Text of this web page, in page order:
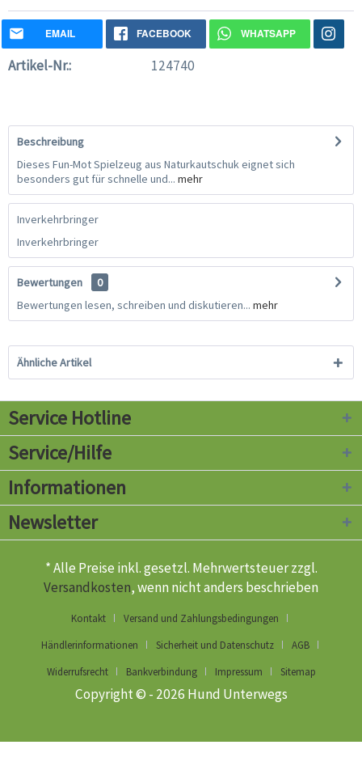
EMAIL FACEBOOK WHATSAPP
Artikel-Nr.: 124740
Beschreibung
Dieses Fun-Mot Spielzeug aus Naturkautschuk eignet sich
besonders gut für schnelle und... mehr
Inverkehrbringer
Inverkehrbringer
Bewertungen
0
Bewertungen lesen, schreiben und diskutieren... mehr
Ähnliche Artikel
Service Hotline
Service/Hilfe
Informationen
Newsletter
* Alle Preise inkl. gesetzl. Mehrwertsteuer zzgl.
Versandkosten, wenn nicht anders beschrieben
Kontakt
Versand und Zahlungsbedingungen
Händlerinformationen
Sicherheit und Datenschutz
AGB
Widerrufsrecht
Bankverbindung Impressum Sitemap
Copyright © - 2026 Hund Unterwegs